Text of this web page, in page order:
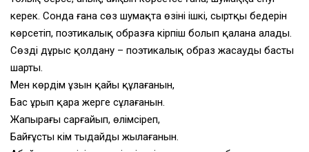
керек. Сонда ғана сөз шумақта өзінің ішкі, сыртқы бедерін
көрсетіп, поэтикалық образға кірпіш болып қалана алады.
Сөзді дұрыс қолдану – поэтикалық образ жасаудың басты
шарты.
Мен көрдім ұзын қайың құлағанын,
Бас ұрып қара жерге сұлағанын.
Жапырағы сарғайып, өлімсіреп,
Байғұстың кім тыңдайды жылағанын.